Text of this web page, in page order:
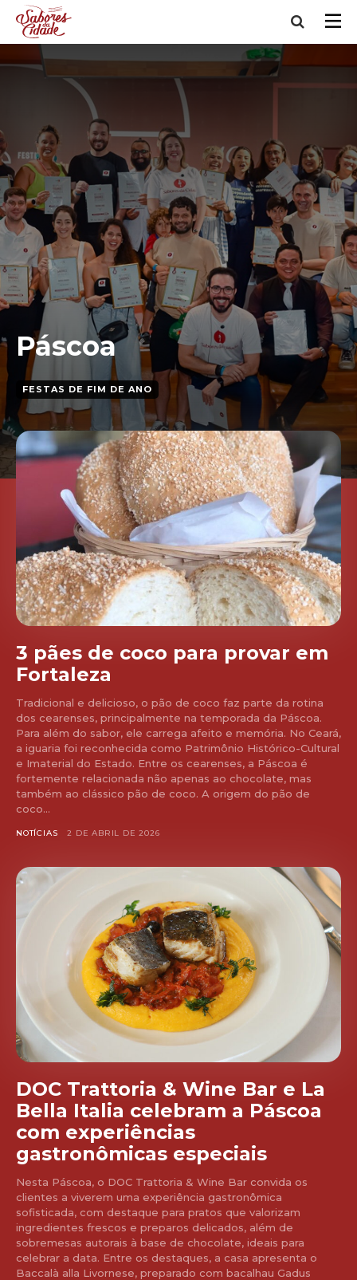
Páscoa
FESTAS DE FIM DE ANO
3 pães de coco para provar em
Fortaleza
Tradicional e delicioso, o pão de coco faz parte da rotina
dos cearenses, principalmente na temporada da Páscoa.
Para além do sabor, ele carrega afeito e memória. No Ceará,
a iguaria foi reconhecida como Patrimônio Histórico-Cultural
e Imaterial do Estado. Entre os cearenses, a Páscoa é
fortemente relacionada não apenas ao chocolate, mas
também ao clássico pão de coco. A origem do pão de
coco...
NOTÍCIAS 2 DE ABRIL DE 2026
DOC Trattoria & Wine Bar e La
Bella Italia celebram a Páscoa
com experiências
gastronômicas especiais
Nesta Páscoa, o DOC Trattoria & Wine Bar convida os
clientes a viverem uma experiência gastronômica
sofisticada, com destaque para pratos que valorizam
ingredientes frescos e preparos delicados, além de
sobremesas autorais à base de chocolate, ideais para
celebrar a data. Entre os destaques, a casa apresenta o
Baccalà alla Livornese, preparado com bacalhau Gadus